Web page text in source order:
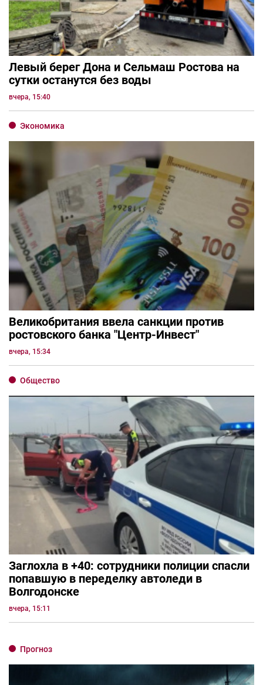
Левый берег Дона и Сельмаш Ростова на
сутки останутся без воды
вчера, 15:40
Экономика
Великобритания ввела санкции против
ростовского банка "Центр-Инвест"
вчера, 15:34
Общество
Заглохла в +40: сотрудники полиции спасли
попавшую в переделку автоледи в
Волгодонске
вчера, 15:11
Прогноз